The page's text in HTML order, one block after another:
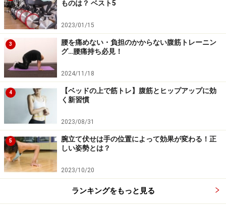
短時間で高い効果を出したいなら、「高負荷体幹トレー
ニング」を取り入れてみましょう。最短で腹筋を鍛え
て、かたく引き締まったお腹にしたいなら、その分、腹
筋を追い込むことも大切なのです。ただし、ムリは禁物
です。
働いている間もバレずに筋トレ！ やればや
るほど下腹が引き締まる
出典：
多忙でも絶対たるまない！バレないオフィス筋トレ3選
[筋トレ・筋肉トレーニング] All About
10日で結果を出すなら、働いている時間も貴重な筋トレ
ものは？ ベスト5
2023/01/15
3
腰を痛めない・負担のかからない腹筋トレーニン
グ…腰痛持ち必見！
2024/11/18
4
【ベッドの上で筋トレ】腹筋とヒップアップに効
く新習慣
2023/08/31
5
腕立て伏せは手の位置によって効果が変わる！正
しい姿勢とは？
2023/10/20
ランキングをもっと見る